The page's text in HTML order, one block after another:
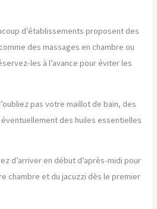
d’établissements proposent des
des massages en chambre ou
les à l’avance pour éviter les
pas votre maillot de bain, des
des huiles essentielles
d’arriver en début d’après-midi pour
chambre et du jacuzzi dès le premier